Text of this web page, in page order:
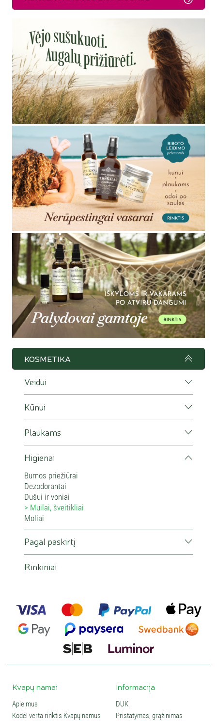
KOSMETIKA
Veidui
Kūnui
Plaukams
Higienai
Burnos priežiūrai
Dezodorantai
Dušui ir voniai
Muilai, šveitikliai
Moliai
Pagal paskirtį
Rinkiniai
Kvapų namai
Apie mus
Kodėl verta rinktis Kvapų namus
Informacija
DUK
Pristatymas, grąžinimas